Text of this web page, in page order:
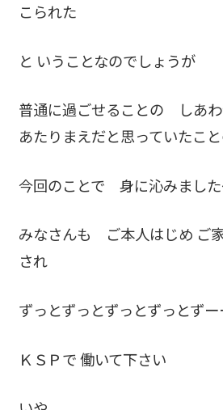
こられた
と いうことなのでしょうが
普通に過ごせることの しあ
あたりまえだと思っていた
今回のことで 身に沁みまし
みなさんも ご本人はじめ ご
され
ずっとずっとずっとずっとず
ＫＳＰで 働いて下さい